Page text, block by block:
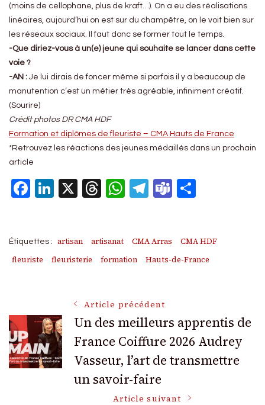
(moins de cellophane, plus de kraft…). On a eu des réalisations
linéaires, aujourd’hui on est sur du champêtre, on le voit bien sur
les réseaux sociaux. Il faut donc se former tout le temps.
-Que diriez-vous à un(e) jeune qui souhaite se lancer dans cette
voie ?
-AN : Je lui dirais de foncer même si parfois il y a beaucoup de
manutention c’est un métier très agréable, infiniment créatif.
(Sourire)
Crédit photos DR CMA HDF
Formation et diplômes de fleuriste – CMA Hauts de France
*Retrouvez les réactions des jeunes médaillés dans un prochain
article
Facebook
LinkedIn
X Threads
WhatsApp
Telegram
Teams
Étiquettes : artisan artisanat CMA Arras
CMA HDF
fleuriste
fleuristerie formation Hauts-de-France
Navigation
des
articles
Article précédent
Un des meilleurs apprentis de
France Coiffure 2026 Audrey
Vasseur, l’art de transmettre
un savoir-faire
Article suivant